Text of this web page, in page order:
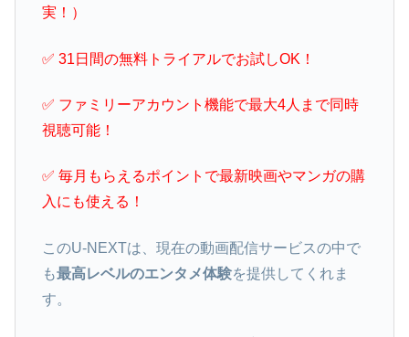
実！）
✅ 31日間の無料トライアルでお試しOK！
✅ ファミリーアカウント機能で最大4人まで同時
視聴可能！
✅ 毎月もらえるポイントで最新映画やマンガの購
入にも使える！
このU-NEXTは、現在の動画配信サービスの中で
も最高レベルのエンタメ体験を提供してくれま
す。